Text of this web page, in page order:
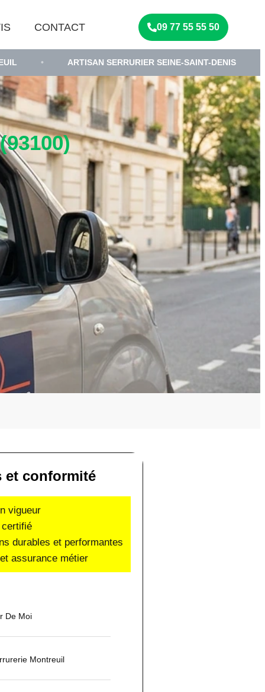
CONTACT 09 77 55 55 50
ARTISAN SERRURIER SEINE-SAINT-DENIS •
et conformité
vigueur
certifié
durables et performantes
assurance métier
De Moi
Montreuil